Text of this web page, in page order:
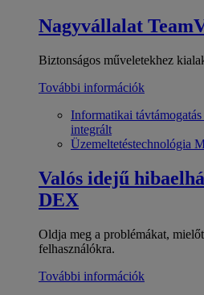
Nagyvállalat
Biztonságos műveletekhez
További információk
Informatikai távtámogatás
integrált
Üzemeltetéstechnológia
Valós idejű
DEX
Oldja meg a problémákat,
felhasználókra.
További információk